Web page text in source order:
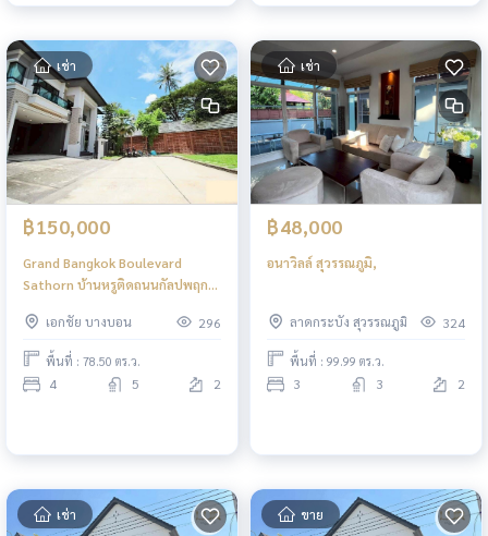
เช่า
฿150,000
Grand Bangkok Boulevard
Sathorn บ้านหรูติดถนนกัลปพฤกษ์
เอกชัย บางบอน
296
พื้นที่ : 78.50 ตร.ว.
4 5 2
เช่า
฿48,000
อนาวิลล์ สุวรรณภูมิ,
ลาดกระบัง สุวรรณภูมิ 324
พื้นที่ : 99.99 ตร.ว.
3 3 2
เช่า ขาย